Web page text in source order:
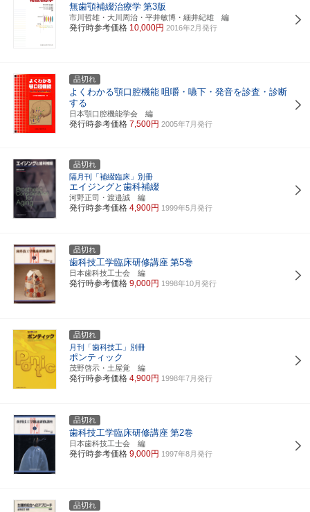
無歯顎補綴治療学 第3版
市川哲雄・大川周治・平井敏博・細井紀雄 編
発行時参考価格 10,000円 2016年2月発行
品切れ
よくわかる顎口腔機能 咀嚼・嚥下・発音を診査・診断
する
日本顎口腔機能学会 編
発行時参考価格 7,500円 2005年7月発行
品切れ
隔月刊「補綴臨床」別冊
エイジングと歯科補綴
河野正司・渡邉誠 編
発行時参考価格 4,900円 1999年5月発行
品切れ
歯科技工学臨床研修講座 第5巻
日本歯科技工士会 編
発行時参考価格 9,000円 1998年10月発行
品切れ
月刊「歯科技工」別冊
ポンティック
茂野啓示・土屋覚 編
発行時参考価格 4,900円 1998年7月発行
品切れ
歯科技工学臨床研修講座 第2巻
日本歯科技工士会 編
発行時参考価格 9,000円 1997年8月発行
品切れ